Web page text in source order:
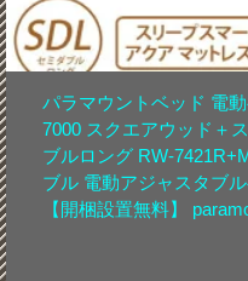
パラマウントベッド 電
7000 スクエアウッド＋
ブルロング RW-
ブル 電動アジャスタブ
【開梱設置無料】